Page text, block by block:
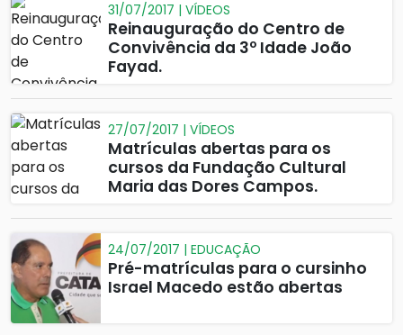
31/07/2017 | VÍDEOS
Reinauguração do Centro de
Convivência da 3º Idade João
Fayad.
27/07/2017 | VÍDEOS
Matrículas abertas para os
cursos da Fundação Cultural
Maria das Dores Campos.
24/07/2017 | EDUCAÇÃO
Pré-matrículas para o cursinho
Israel Macedo estão abertas